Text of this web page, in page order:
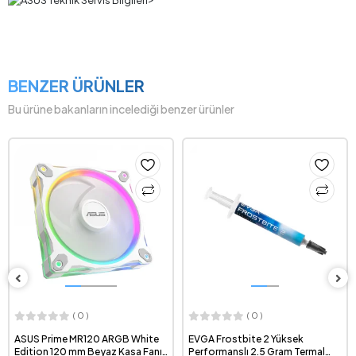
BENZER ÜRÜNLER
Bu ürüne bakanların incelediği benzer ürünler
( 0 )
ASUS Prime MR120 ARGB White
Edition 120 mm Beyaz Kasa Fanı
( 0 )
EVGA Frostbite 2 Yüksek
Performanslı 2.5 Gram Termal